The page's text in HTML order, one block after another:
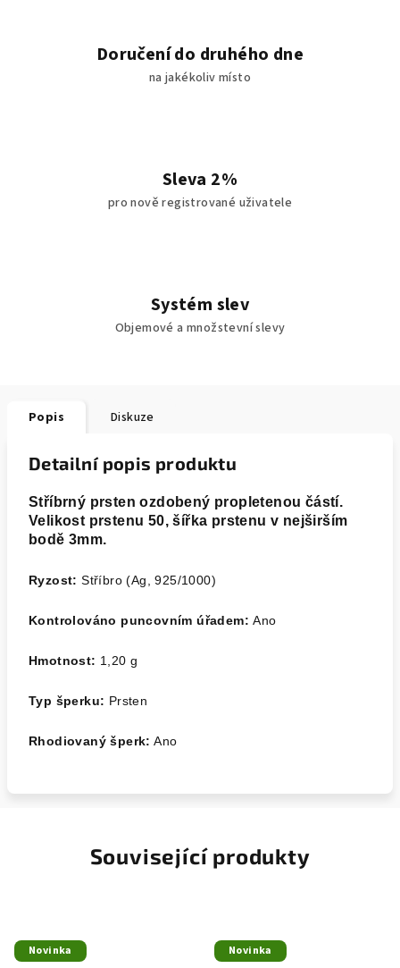
Doručení do druhého dne
na jakékoliv místo
Sleva 2%
pro nově registrované uživatele
Systém slev
Objemové a množstevní slevy
Popis Diskuze
Detailní popis produktu
Stříbrný prsten ozdobený propletenou částí.
Velikost prstenu 50, šířka prstenu v nejširším
bodě 3mm.
Ryzost:Stříbro (Ag, 925/1000)
Kontrolováno puncovním úřadem:Ano
Hmotnost: 1,20g
Typ šperku: Prsten
Rhodiovaný šperk: Ano
Související produkty
Novinka Novinka